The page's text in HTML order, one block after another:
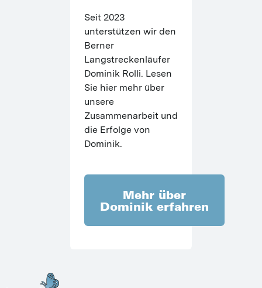
Seit 2023
unterstützen wir den
Berner
Langstreckenläufer
Dominik Rolli. Lesen
Sie hier mehr über
unsere
Zusammenarbeit und
die Erfolge von
Dominik.
Mehr über
Dominik erfahren